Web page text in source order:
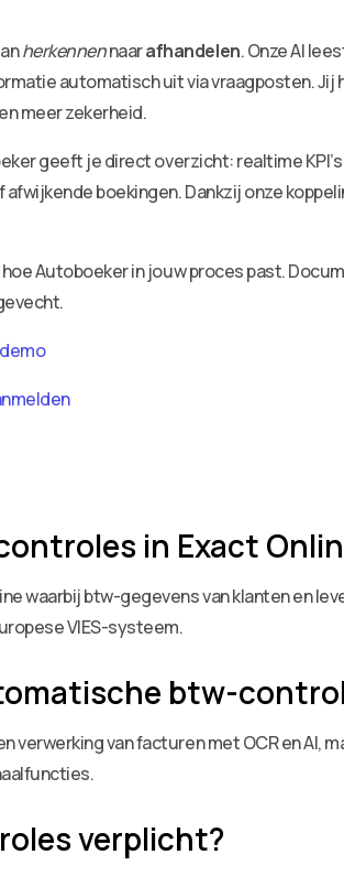
herkennennaarafhandelen. Onze AI
automatisch uit via vraagposten.
meer zekerheid.
geeft je direct overzicht: realtime
boekingen. Dankzij onze
Autoboeker in jouw proces past.
in Exact
waarbij btw-gegevens van klanten en
VIES-systeem.
btw-
van facturen met OCR en AI,
verplicht?